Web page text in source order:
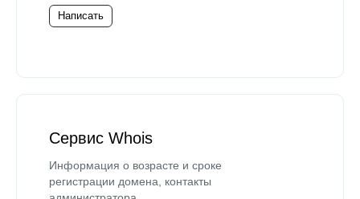
Написать
Сервис Whois
Информация о возрасте и сроке
регистрации домена, контакты